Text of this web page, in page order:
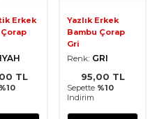
Erkek
TL
%10
Yazlık Erkek
Bambu Çorap
Gri
Renk: GRI
95,00 TL
Sepette %10
Indirim